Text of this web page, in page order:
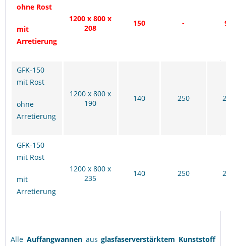
ohne Rost
mit
Arretierung
1200 x 800 x
208
150 -
GFK-150
mit Rost
ohne
Arretierung
1200 x 800 x
190
140 250
GFK-150
mit Rost
mit
Arretierung
1200 x 800 x
235
140 250
Alle Auffangwannen ausglasfaserverstärktem Kunststoff